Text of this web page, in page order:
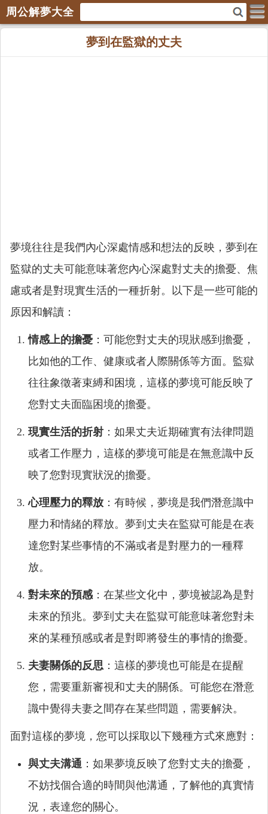
周公解夢大全
夢到在監獄的丈夫
夢境往往是我們內心深處情感和想法的反映，夢到在
監獄的丈夫可能意味著您內心深處對丈夫的擔憂、焦
慮或者是對現實生活的一種折射。以下是一些可能的
原因和解讀：
情感上的擔憂 ：可能您對丈夫的現狀感到擔憂，
比如他的工作、健康或者人際關係等方面。監獄
往往象徵著束縛和困境，這樣的夢境可能反映了
您對丈夫面臨困境的擔憂。
現實生活的折射 ：如果丈夫近期確實有法律問題
或者工作壓力，這樣的夢境可能是在無意識中反
映了您對現實狀況的擔憂。
心理壓力的釋放 ：有時候，夢境是我們潛意識中
壓力和情緒的釋放。夢到丈夫在監獄可能是在表
達您對某些事情的不滿或者是對壓力的一種釋
放。
對未來的預感：在某些文化中，夢境被認為是對
未來的預兆。夢到丈夫在監獄可能意味著您對未
來的某種預感或者是對即將發生的事情的擔憂。
夫妻關係的反思 ：這樣的夢境也可能是在提醒
您，需要重新審視和丈夫的關係。可能您在潛意
識中覺得夫妻之間存在某些問題，需要解決。
面對這樣的夢境，您可以採取以下幾種方式來應對：
與丈夫溝通 ：如果夢境反映了您對丈夫的擔憂，
不妨找個合適的時間與他溝通，了解他的真實情
況，表達您的關心。